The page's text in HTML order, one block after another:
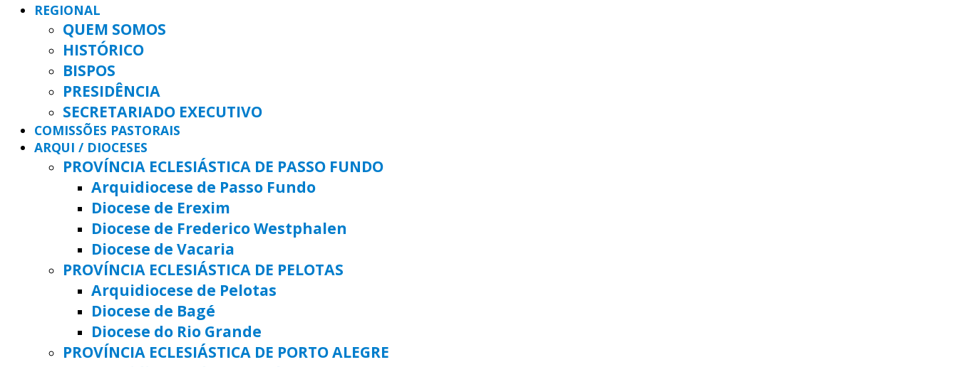
REGIONAL
QUEM SOMOS
HISTÓRICO
BISPOS
PRESIDÊNCIA
SECRETARIADO EXECUTIVO
COMISSÕES PASTORAIS
ARQUI / DIOCESES
PROVÍNCIA ECLESIÁSTICA DE PASSO FUNDO
Arquidiocese de Passo Fundo
Diocese de Erexim
Diocese de Frederico Westphalen
Diocese de Vacaria
PROVÍNCIA ECLESIÁSTICA DE PELOTAS
Arquidiocese de Pelotas
Diocese de Bagé
Diocese do Rio Grande
PROVÍNCIA ECLESIÁSTICA DE PORTO ALEGRE